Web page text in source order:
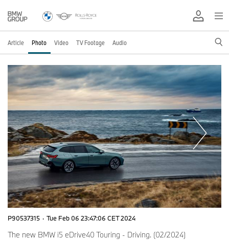
Article Photo Video TV Footage Audio
P90537315 · Tue Feb 06 23:47:06 CET 2024
The new BMW i5 eDrive40 Touring - Driving. (02/2024)